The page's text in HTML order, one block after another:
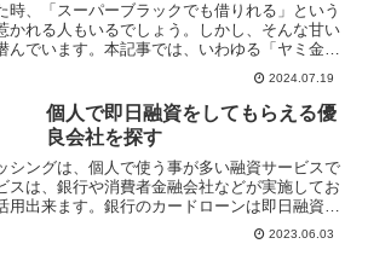
時、「スーパーブラックでも借りれる」という
かれる人もいるでしょう。しかし、そんな甘い
んでいます。本記事では、いわゆる「ヤミ金」
日融資を謳う闇金融業者の手口や、利...2024.07.19
個人で即日融資をしてもらえる優
良会社を探す
シングは、個人で使う事が多い融資サービスで
スは、銀行や消費者金融会社などが実施してお
用出来ます。銀行のカードローンは即日融資に
消費者金融会社には即日融資を謳って...2023.06.03